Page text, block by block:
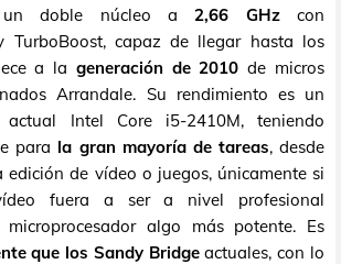
doble núcleo a2,66 GHzcon
TurboBoost, capaz de llegar hasta los
a la generación de 2010 de micros
Arrandale. Su rendimiento es un
Intel Core i5-2410M, teniendo
para la gran mayoría de tareas, desde
de vídeo o juegos, únicamente si
fuera a ser a nivel profesional
microprocesador algo más potente. Es
que los Sandy Bridgeactuales, con lo